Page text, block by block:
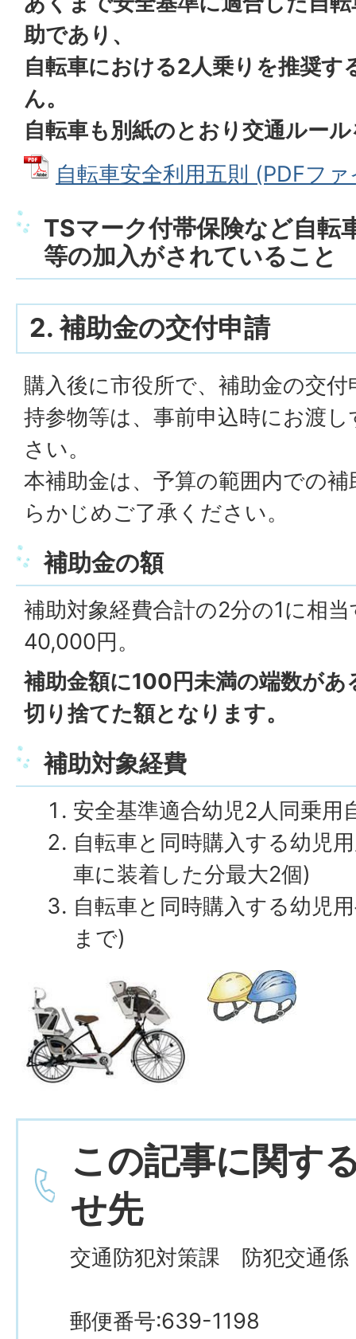
助であり、
自転車における2人乗りを推奨す
ん。
自転車も別紙のとおり交通ルー
自転車安全利用五則 (PDFフ
TSマーク付帯保険など自転
等の加入がされていること
2. 補助金の交付申請
購入後に市役所で、補助金の交
持参物等は、事前申込時にお渡
さい。
本補助金は、予算の範囲内での
らかじめご了承ください。
補助金の額
補助対象経費合計の2分の1に相
40,000円。
補助金額に100円未満の端数があ
切り捨てた額となります。
補助対象経費
安全基準適合幼児2人同乗用
自転車と同時購入する幼児
車に装着した分最大2個)
自転車と同時購入する幼児
まで)
この記事に関す
せ先
交通防犯対策課 防犯交通係
郵便番号:639-1198